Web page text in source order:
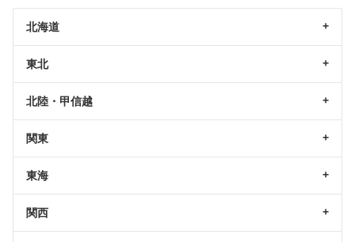
北海道
東北
北陸・甲信越
関東
東海
関西